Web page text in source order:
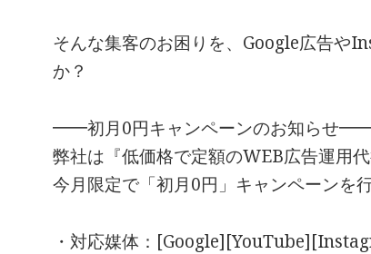
そんな集客のお困りを、Google広告や
か？
━━初月0円キャンペーンのお知らせ
弊社は『低価格で定額のWEB広告運用
今月限定で「初月0円」キャンペーンを
・対応媒体：